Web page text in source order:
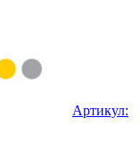
Артикул: